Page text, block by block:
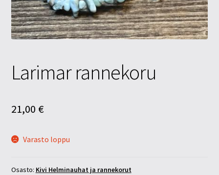
Tietosuojaseloste
Tuotteet
Larimar rannekoru
21,00 €
Varasto loppu
Osasto: Kivi Helminauhat ja rannekorut